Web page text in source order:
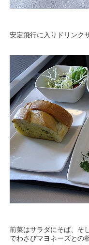
安定飛行に入りドリンク
前菜はサラダにそば、そ
でわさびマヨネーズとの